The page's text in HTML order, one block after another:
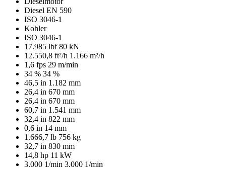
Diesel EN 590
ISO 3046-1
Kohler
ISO 3046-1
17.985 lbf80 kN
12.550,8 ft²/h 1.166 m²/h
1,6 fps 29 m/min
34 % 34 %
46,5 in 1.182 mm
26,4 in 670 mm
26,4 in 670 mm
60,7 in 1.541 mm
32,4 in 822 mm
0,6 in 14 mm
1.666,7 lb 756 kg
32,7 in 830 mm
14,8 hp 11 kW
3.000 1/min 3.000 1/min